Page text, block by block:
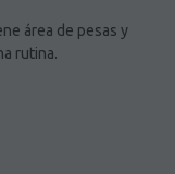
área de pesas y
rutina.